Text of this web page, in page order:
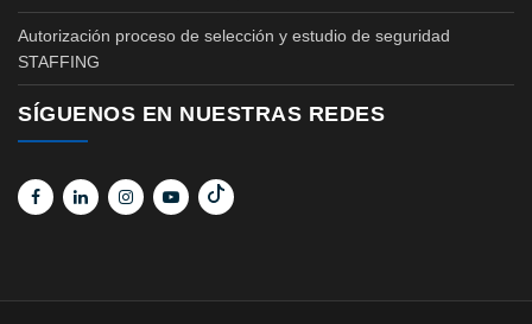
Autorización proceso de selección y estudio de seguridad
STAFFING
SÍGUENOS EN NUESTRAS REDES